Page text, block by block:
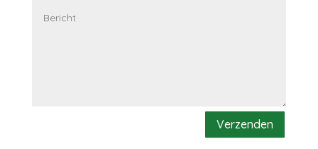
Verzenden